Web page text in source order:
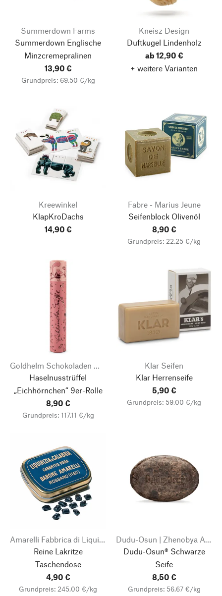
Summerdown Farms
Summerdown Englische
Minzcremepralinen
13,90 €
Grundpreis: 69,50 €/kg
Kneisz Design
Duftkugel Lindenholz
ab 12,90 €
+ weitere Varianten
Kreewinkel
KlapKroDachs
14,90 €
Fabre - Marius Jeune
Seifenblock Olivenöl
8,90 €
Grundpreis: 22,25 €/kg
Goldhelm Schokoladen Manufaktur
Haselnusstrüffel
„Eichhörnchen“ 9er-Rolle
8,90 €
Grundpreis: 117,11 €/kg
Klar Seifen
Klar Herrenseife
5,90 €
Grundpreis: 59,00 €/kg
Amarelli Fabbrica di Liquirizia
Reine Lakritze
Taschendose
4,90 €
Grundpreis: 245,00 €/kg
Dudu-Osun | Zhenobya Aleppo- und Naturseifen
Dudu-Osun® Schwarze
Seife
8,50 €
Grundpreis: 56,67 €/kg